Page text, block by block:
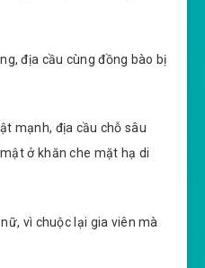
địa cầu cùng đồng bào bị
mạnh, địa cầu chỗ sâu
ở khăn che mặt hạ di
vì chuộc lại gia viên mà